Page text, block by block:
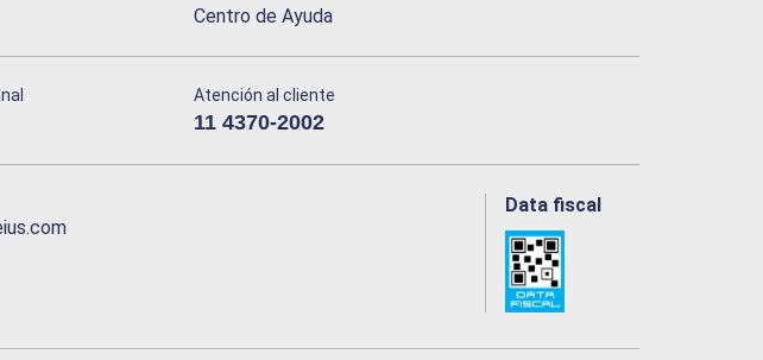
Centro de Ayuda
Atención al cliente
11 4370-2002
Data fiscal